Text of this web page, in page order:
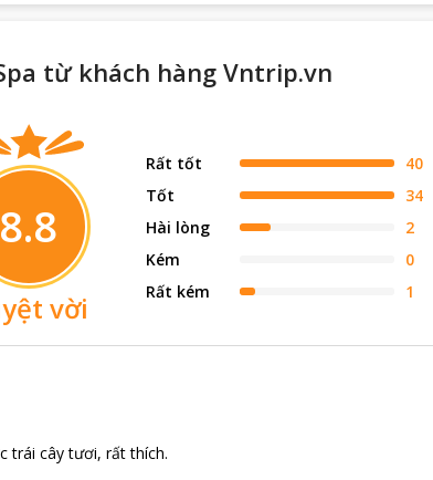
từ khách hàng Vntrip.vn
8.8
vời
Rất tốt
40
Tốt
34
Hài lòng
2
Kém
0
Rất kém
1
trái cây tươi, rất thích.